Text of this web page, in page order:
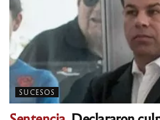
SUCESOS